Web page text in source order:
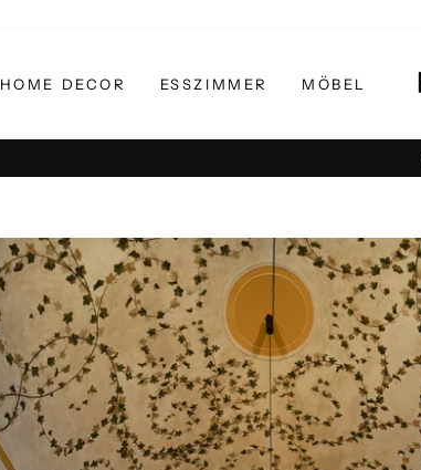
HOME DECOR ESSZIMMER MÖBEL